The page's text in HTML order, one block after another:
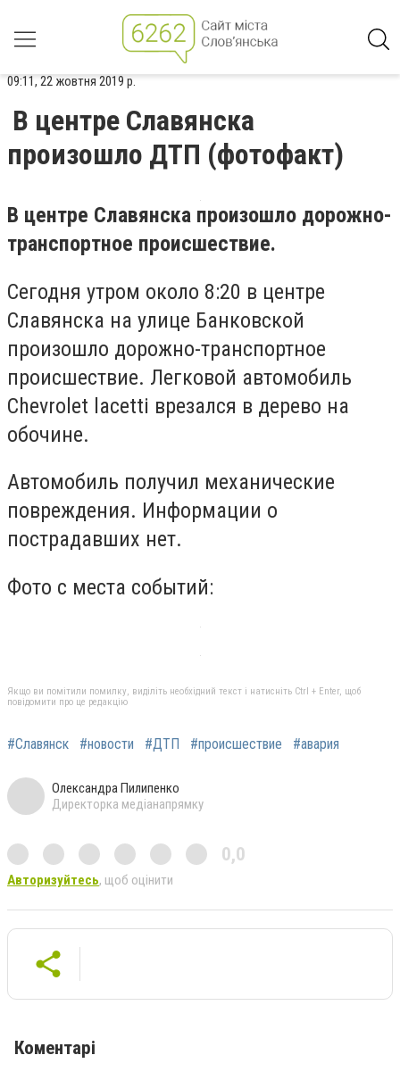
09:11, 22 жовтня 2019 р.
В центре Славянска
произошло ДТП (фотофакт)
В центре Славянска произошло дорожно-
транспортное происшествие.
Сегодня утром около 8:20 в центре
Славянска на улице Банковской
произошло дорожно-транспортное
происшествие. Легковой автомобиль
Chevrolet lacetti врезался в дерево на
обочине.
Автомобиль получил механические
повреждения. Информации о
пострадавших нет.
Фото с места событий:
Якщо ви помітили помилку, виділіть необхідний текст і натисніть Ctrl + Enter, щоб
повідомити про це редакцію
#Славянск #новости #ДТП #происшествие #авария
Олександра Пилипенко
Директорка медіанапрямку
0,0
Авторизуйтесь, щоб оцінити
Коментарі